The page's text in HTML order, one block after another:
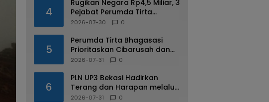
4
Rugikan Negara Rp4,5 Miliar, 3
Pejabat Perumda Tirta
Bhagasasi Ditahan Kejari
2026-07-30 0
5
Perumda Tirta Bhagasasi
Prioritaskan Cibarusah dan
Bojongmangu dalam
2026-07-31 0
6
PLN UP3 Bekasi Hadirkan
Terang dan Harapan melalui
Program Light Up The Dream
2026-07-31 0